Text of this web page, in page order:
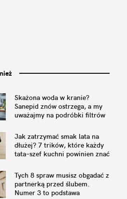
Skażona woda w kranie?
Sanepid znów ostrzega, a my
uważajmy na podróbki filtrów
Jak zatrzymać smak lata na
dłużej? 7 trików, które każdy
tata–szef kuchni powinien znać
Tych 8 spraw musisz obgadać z
partnerką przed ślubem.
Numer 3 to podstawa